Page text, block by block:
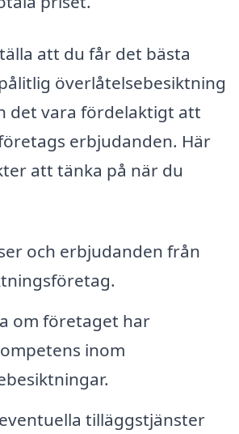
att du får det bästa
överlåtelsebesiktning
det vara fördelaktigt att
erbjudanden. Här
att tänka på när du
och erbjudanden från
om företaget har
inom
tilläggstjänster